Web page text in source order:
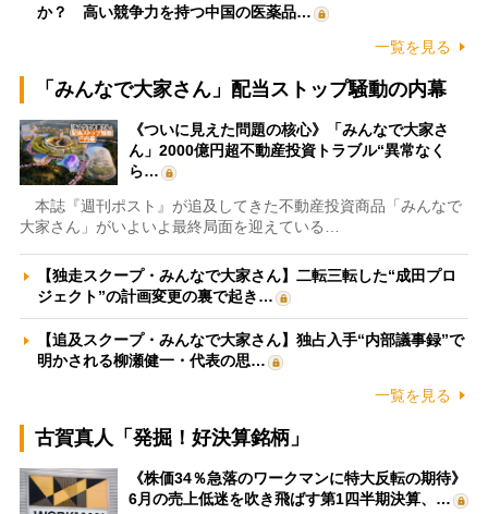
か？ 高い競争力を持つ中国の医薬品…
一覧を見る
「みんなで大家さん」配当ストップ騒動の内幕
《ついに見えた問題の核心》「みんなで大家さ
ん」2000億円超不動産投資トラブル“異常なく
ら…
本誌『週刊ポスト』が追及してきた不動産投資商品「みんなで
大家さん」がいよいよ最終局面を迎えている…
【独走スクープ・みんなで大家さん】二転三転した“成田プロ
ジェクト”の計画変更の裏で起き…
【追及スクープ・みんなで大家さん】独占入手“内部議事録”で
明かされる柳瀬健一・代表の思…
一覧を見る
古賀真人「発掘！好決算銘柄」
《株価34％急落のワークマンに特大反転の期待》
6月の売上低迷を吹き飛ばす第1四半期決算、…